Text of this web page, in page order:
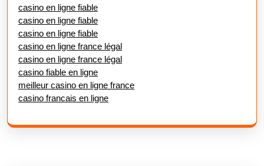
casino en ligne fiable
casino en ligne fiable
casino en ligne fiable
casino en ligne france légal
casino en ligne france légal
casino fiable en ligne
meilleur casino en ligne france
casino francais en ligne